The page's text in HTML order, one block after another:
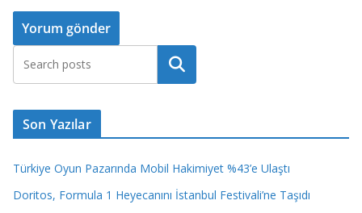
Ara
Son Yazılar
Türkiye Oyun Pazarında Mobil Hakimiyet %43’e Ulaştı
Doritos, Formula 1 Heyecanını İstanbul Festivali’ne Taşıdı